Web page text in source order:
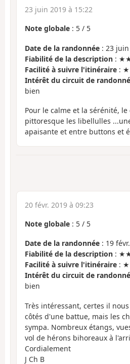
23 juin 2019 à 15:22
Note globale : 5 / 5
Date de la randonnée : 23
Fiabilité de la description :
Facilité à suivre l'itinéraire :
Intérêt du circuit de
bien
Pour le calme et la sérénité,
pittoresque les libellulles
apaisante et entre buttons et
20 févr. 2019 à 09:23
Note globale : 5 / 5
Date de la randonnée : 19
Fiabilité de la description :
Facilité à suivre l'itinéraire :
Intérêt du circuit de
bien
Très intéressant, certes il
côtés d'une battue, mais les
sympa. Nombreux étangs,
vol de hérons bihoreaux à
Cordialement
J Ch B